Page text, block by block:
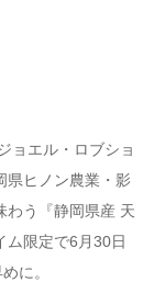
ョエル・ロブショ
県ヒノン農業・影
わう『静岡県産 天
ム限定で6月30日
に。